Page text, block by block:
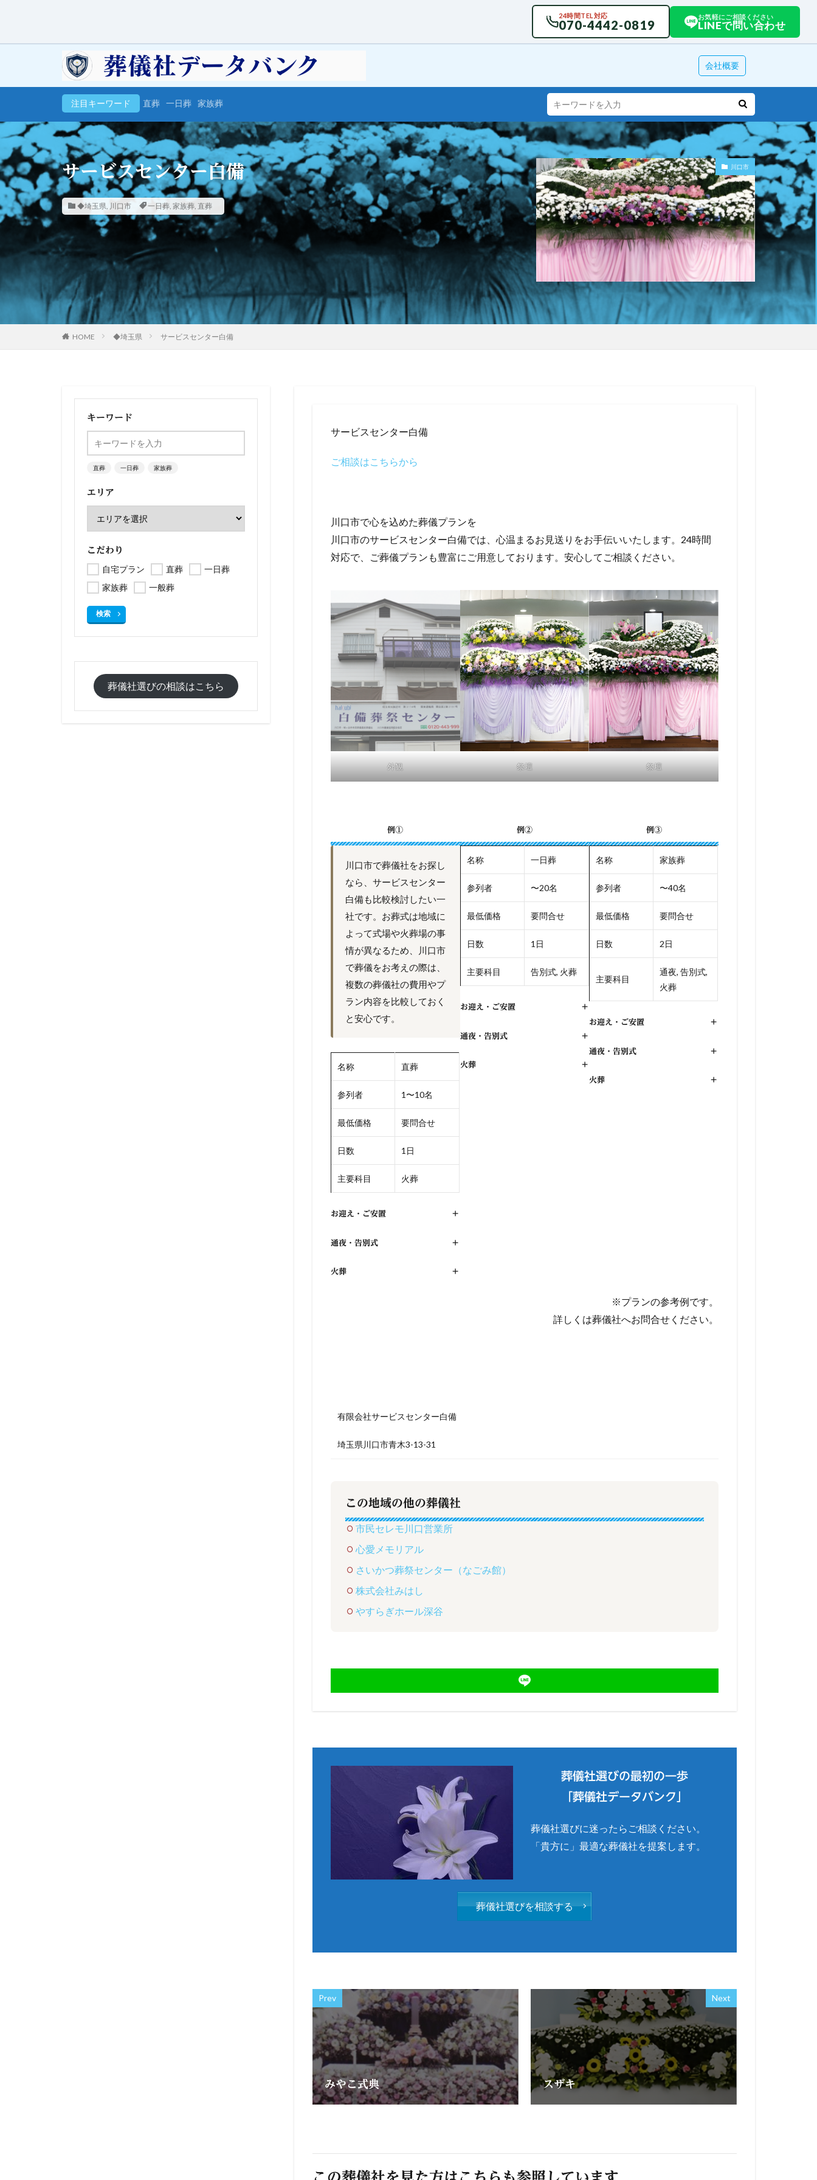
24時間TEL対応
070-4442-0819
お気軽にご相談ください
LINEで問い合わせ
会社概要
注目キーワード 直葬 一日葬 家族葬
サービスセンター白備
◆埼玉県, 川口市 一日葬, 家族葬, 直葬
川口市
HOME ◆埼玉県 サービスセンター白備
サービスセンター白備
ご相談はこちらから
川口市で心を込めた葬儀プランを
川口市のサービスセンター白備では、心温まるお見送りをお手伝いいたします。24時間
対応で、ご葬儀プランも豊富にご用意しております。安心してご相談ください。
外観 祭壇 祭壇
例①
川口市で葬儀社をお探し
なら、サービスセンター
白備も比較検討したい一
社です。お葬式は地域に
よって式場や火葬場の事
情が異なるため、川口市
で葬儀をお考えの際は、
複数の葬儀社の費用やプ
ラン内容を比較しておく
と安心です。
名称 直葬
参列者 1〜10名
最低価格 要問合せ
日数 1日
主要科目 火葬
お迎え・ご安置 +
通夜・告別式 +
火葬 +
例②
名称 一日葬
参列者 〜20名
最低価格 要問合せ
日数 1日
主要科目 告別式, 火葬
お迎え・ご安置 +
通夜・告別式 +
火葬 +
例③
名称 家族葬
参列者 〜40名
最低価格 要問合せ
日数 2日
主要科目
通夜, 告別式,
火葬
お迎え・ご安置 +
通夜・告別式 +
火葬 +
※プランの参考例です。
詳しくは葬儀社へお問合せください。
有限会社サービスセンター白備
埼玉県川口市青木3-13-31
この地域の他の葬儀社
市民セレモ川口営業所
心愛メモリアル
さいかつ葬祭センター（なごみ館）
株式会社みはし
やすらぎホール深谷
葬儀社選びの最初の一歩
「葬儀社データバンク」
葬儀社選びに迷ったらご相談ください。
「貴方に」最適な葬儀社を提案します。
葬儀社選びを相談する
Prev
みやこ式典
Next
スザキ
キーワード
直葬 一日葬 家族葬
エリア
こだわり
自宅プラン 直葬
一日葬
家族葬
一般葬
検索
葬儀社選びの相談はこちら